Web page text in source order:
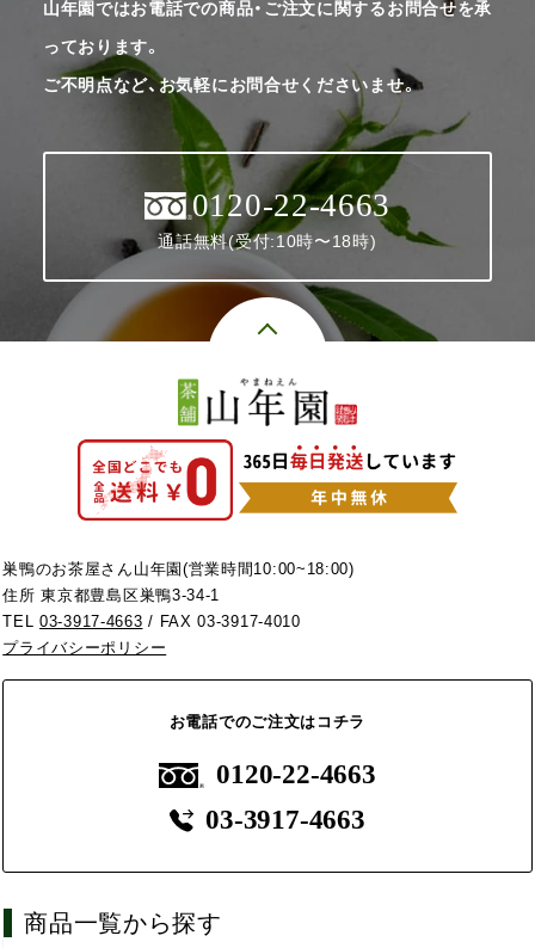
山年園ではお電話での商品・ご注文に関するお問合せを承
っております。
ご不明点など、お気軽にお問合せくださいませ。
0120-22-4663
通話無料(受付:10時〜18時)
巣鴨のお茶屋さん山年園(営業時間10:00~18:00)
住所 東京都豊島区巣鴨3-34-1
TEL03-3917-4663 / FAX 03-3917-4010
プライバシーポリシー
お電話でのご注文はコチラ
0120-22-4663
03-3917-4663
商品一覧から探す